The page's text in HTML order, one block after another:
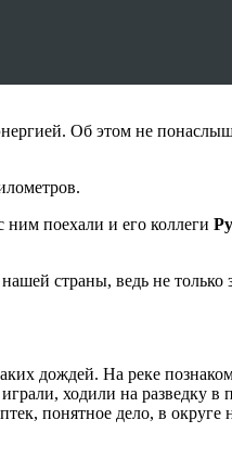
Об этом не
поехали и его коллеги
страны, ведь не только
дождей. На реке
ходили на разведку в
понятное дело, в